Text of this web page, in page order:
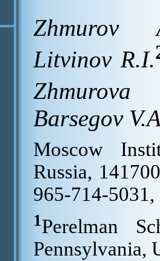
Zhmurov
Litvinov R.I.
Barsegov
Moscow
Russia,
965-714-
1Perelman
Pennsylvania,